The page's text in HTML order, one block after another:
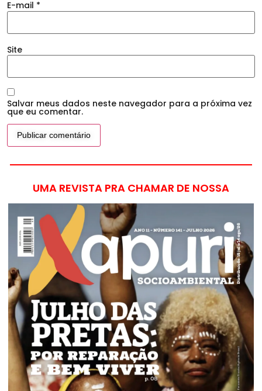
E-mail *
Site
Salvar meus dados neste navegador para a próxima vez
que eu comentar.
UMA REVISTA PRA CHAMAR DE NOSSA